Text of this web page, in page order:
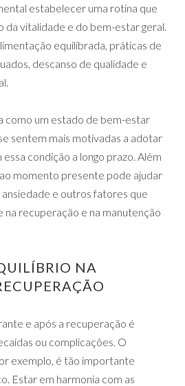
estabelecer uma rotina que
vitalidade e do bem-estar geral.
equilibrada, práticas de
descanso de qualidade e
como um estado de bem-estar
sentem mais motivadas a adotar
condição a longo prazo. Além
momento presente pode ajudar
e outros fatores que
recuperação e na manutenção
NA
e após a recuperação é
ou complicações. O
exemplo, é tão importante
Estar em harmonia com as